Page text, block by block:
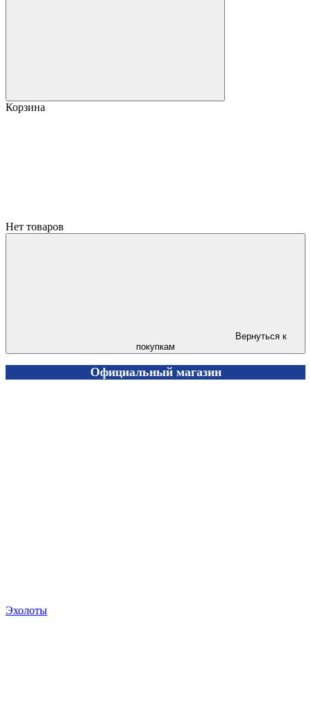
Корзина
Нет товаров
Вернуться к
покупкам
Официальный магазин
Эхолоты